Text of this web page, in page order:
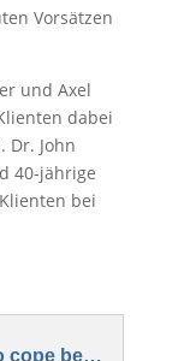
Vorsätzen
und Axel
dabei
Dr. John
40-jährige
bei